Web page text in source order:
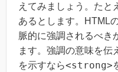
えてみましょう。たと
あるとします。HTML
脈的に強調されるべき
ます。強調の意味を伝
を示すなら<strong>